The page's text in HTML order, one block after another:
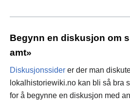
Begynn en diskusjon om
amt»
Diskusjonssider er der man
lokalhistoriewiki.no kan bli så bra
for å begynne en diskusjon med